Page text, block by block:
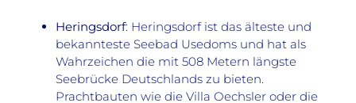
Heringsdorf: Heringsdorf ist das älteste und
bekannteste Seebad Usedoms und hat als
Wahrzeichen die mit 508 Metern längste
Seebrücke Deutschlands zu bieten.
Prachtbauten wie die Villa Oechsler oder die